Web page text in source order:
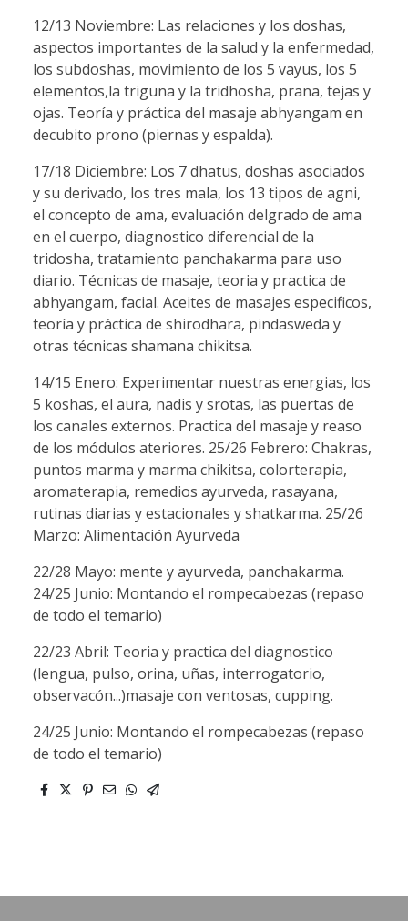
12/13 Noviembre: Las relaciones y los doshas,
aspectos importantes de la salud y la enfermedad,
los subdoshas, movimiento de los 5 vayus, los 5
elementos,la triguna y la tridhosha, prana, tejas y
ojas. Teoría y práctica del masaje abhyangam en
decubito prono (piernas y espalda).
17/18 Diciembre: Los 7 dhatus, doshas asociados
y su derivado, los tres mala, los 13 tipos de agni,
el concepto de ama, evaluación delgrado de ama
en el cuerpo, diagnostico diferencial de la
tridosha, tratamiento panchakarma para uso
diario. Técnicas de masaje, teoria y practica de
abhyangam, facial. Aceites de masajes especificos,
teoría y práctica de shirodhara, pindasweda y
otras técnicas shamana chikitsa.
14/15 Enero: Experimentar nuestras energias, los
5 koshas, el aura, nadis y srotas, las puertas de
los canales externos. Practica del masaje y reaso
de los módulos ateriores. 25/26 Febrero: Chakras,
puntos marma y marma chikitsa, colorterapia,
aromaterapia, remedios ayurveda, rasayana,
rutinas diarias y estacionales y shatkarma. 25/26
Marzo: Alimentación Ayurveda
22/28 Mayo: mente y ayurveda, panchakarma.
24/25 Junio: Montando el rompecabezas (repaso
de todo el temario)
22/23 Abril: Teoria y practica del diagnostico
(lengua, pulso, orina, uñas, interrogatorio,
observacón...)masaje con ventosas, cupping.
24/25 Junio: Montando el rompecabezas (repaso
de todo el temario)